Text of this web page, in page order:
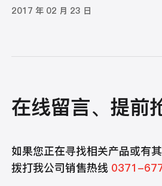
2017 年 02 月 23 日
在线留言、提前
如果您正在寻找相关产品或有
拨打我公司销售热线 0371-